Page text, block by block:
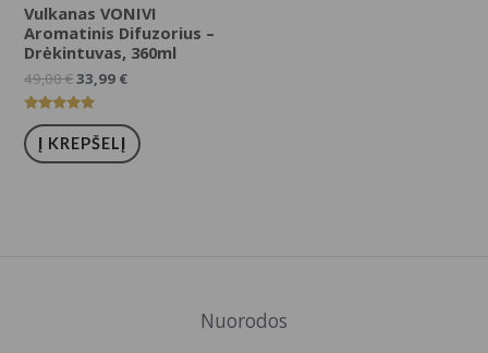
Vulkanas VONIVI
Aromatinis Difuzorius –
Drėkintuvas, 360ml
49,00€33,99 €
Įvertinimas:
5.00
iš 5Į KREPŠELĮ
Nuorodos